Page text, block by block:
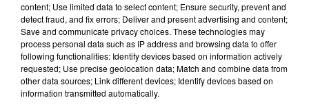
- Le Conseil régional Nouvelle Aquitaine réuni en
plenière ce début de semaine a débattu des
orientations budgétaires 2022 (photo Dandrine
Derville)
- Anne-Sophie Bernuchon-Chuillet, nouvelle présidente
de l'U2P, l'union des entreprises de proximité
content; Use limited data to select content; Ensure security, prevent and
detect fraud, and fix errors; Deliver and present advertising and content;
Save and communicate privacy choices. These technologies may
process personal data such as IP address and browsing data to offer
following functionalities: Identify devices based on information actively
requested; Use precise geolocation data; Match and combine data from
other data sources; Link different devices; Identify devices based on
information transmitted automatically.